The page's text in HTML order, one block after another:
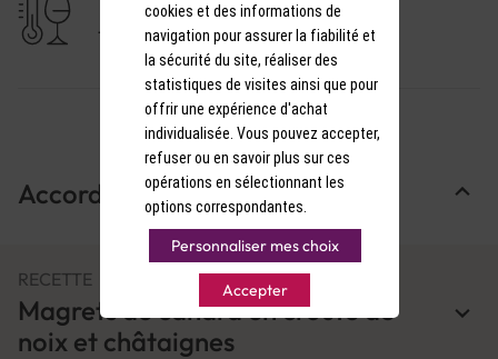
17-18°C
Accords Mets & Vins
RECETTE
Magrets de canard en croûte de
noix et châtaignes
cookies et des informations de
navigation pour assurer la fiabilité et
la sécurité du site, réaliser des
statistiques de visites ainsi que pour
offrir une expérience d'achat
individualisée. Vous pouvez accepter,
refuser ou en savoir plus sur ces
opérations en sélectionnant les
options correspondantes.
Personnaliser mes choix
Accepter